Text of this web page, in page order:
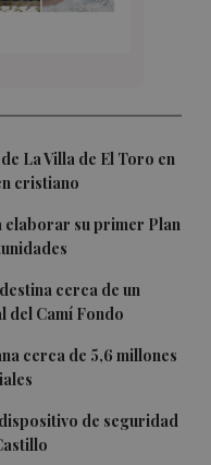
La Villa de El Toro en
cristiano
su primer Plan
cerca de un
del Camí Fondo
cerca de 5,6 millones
de seguridad